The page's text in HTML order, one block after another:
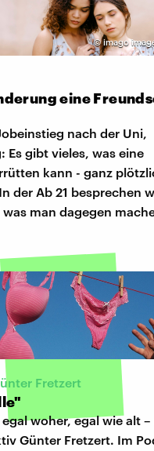
©imago
eine
nach der Uni,
Es gibt vieles, was eine
kann - ganz
der Ab 21 besprechen
man dagegen
Fretzert
woher, egal wie alt
Günter Fretzert. Im